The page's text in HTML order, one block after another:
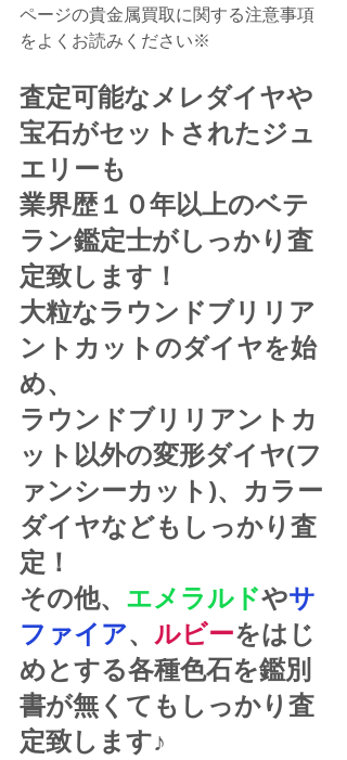
ページの貴金属買取に関する注意事項
をよくお読みください※
査定可能なメレダイヤや
宝石がセットされたジュ
エリーも
業界歴１０年以上のベテ
ラン鑑定士がしっかり査
定致します！
大粒なラウンドブリリア
ントカットのダイヤを始
め、
ラウンドブリリアントカ
ット以外の変形ダイヤ(フ
ァンシーカット)、カラー
ダイヤなどもしっかり査
定！
その他、 エメラルドやサ
ファイア、 ルビーをはじ
めとする各種色石を鑑別
書が無くてもしっかり査
定致します♪